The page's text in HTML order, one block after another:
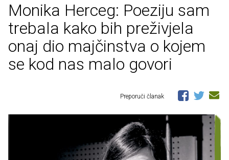
Monika Herceg: Poeziju sam
trebala kako bih preživjela
onaj dio majčinstva o kojem
se kod nas malo govori
Preporuči članak